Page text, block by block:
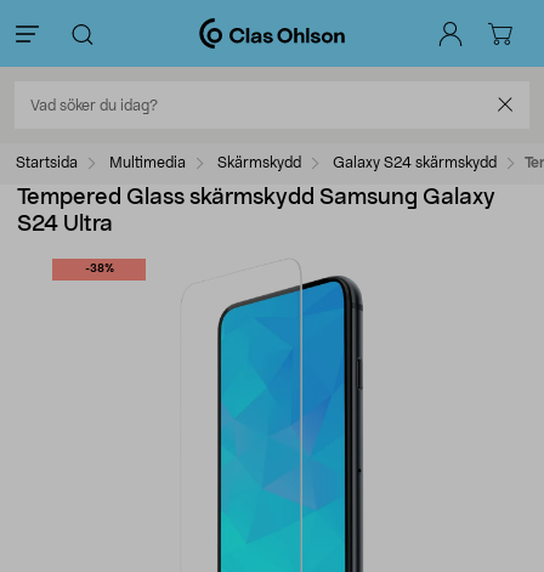
Startsida Multimedia Skärmskydd Galaxy S24 skärmskydd
Tempered Glass skärmskydd Samsung Galaxy
S24 Ultra
-38%